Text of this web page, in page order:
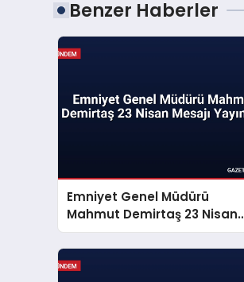
Benzer Haberler
Emniyet Genel Müdürü
Mahmut Demirtaş 23 Nisan
Mesajı Yayınladı